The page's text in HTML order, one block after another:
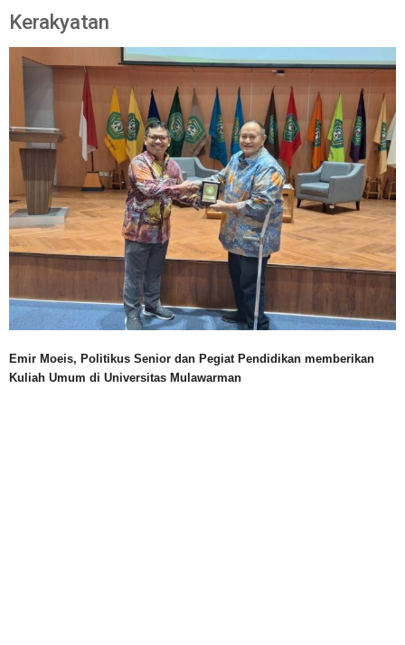
Kerakyatan
Emir Moeis, Politikus Senior dan Pegiat Pendidikan memberikan
Kuliah Umum di Universitas Mulawarman